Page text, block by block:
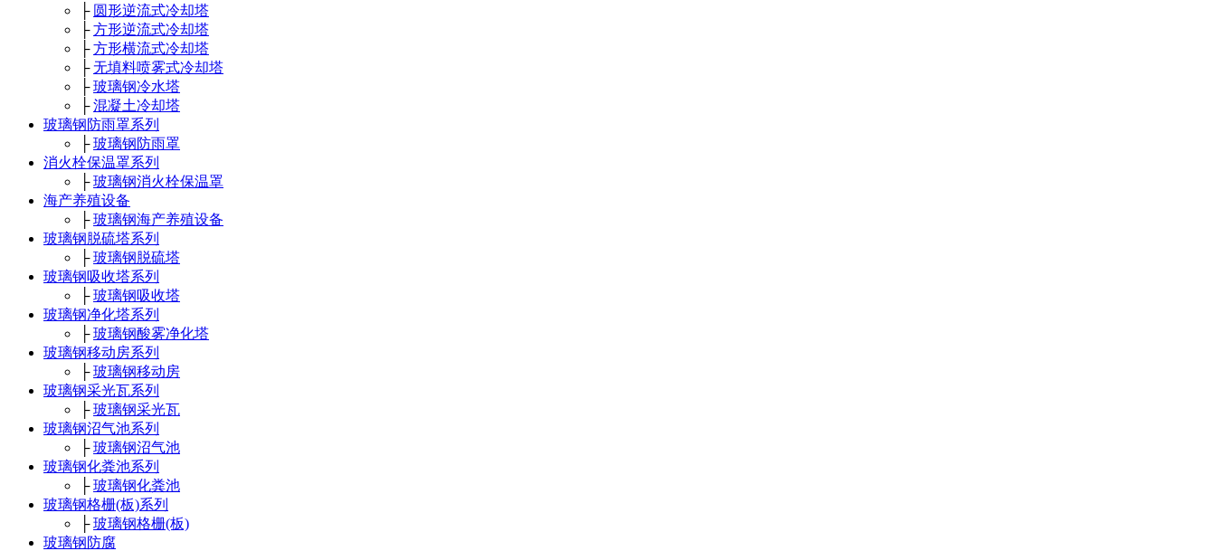
├ 圆形逆流式冷却塔
├方形逆流式冷却塔
├方形横流式冷却塔
├无填料喷雾式冷却塔
├玻璃钢冷水塔
├混凝土冷却塔
玻璃钢防雨罩系列
├玻璃钢防雨罩
消火栓保温罩系列
├玻璃钢消火栓保温罩
海产养殖设备
├玻璃钢海产养殖设备
玻璃钢脱硫塔系列
├玻璃钢脱硫塔
玻璃钢吸收塔系列
├玻璃钢吸收塔
玻璃钢净化塔系列
├玻璃钢酸雾净化塔
玻璃钢移动房系列
├玻璃钢移动房
玻璃钢采光瓦系列
├玻璃钢采光瓦
玻璃钢沼气池系列
├玻璃钢沼气池
玻璃钢化粪池系列
├玻璃钢化粪池
玻璃钢格栅(板)系列
├玻璃钢格栅(板)
玻璃钢防腐